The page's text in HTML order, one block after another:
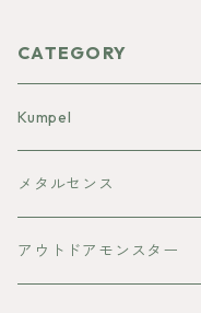
CATEGORY
Kumpel
焚き火台
ランタンシェード
メタルセンス
アウトドアモンスター